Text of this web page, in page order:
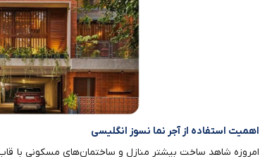
اهمیت استفاده از آجر نما نسوز انگلیسی
امروزه شاهد ساخت بیشتر منازل و ساختمان‌های مسکونی